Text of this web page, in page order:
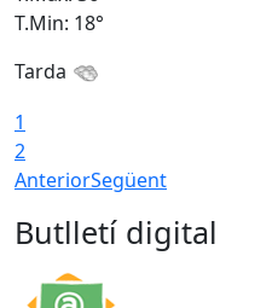
T.Min: 18°
Tarda
1
2
AnteriorSegüent
Butlletí digital